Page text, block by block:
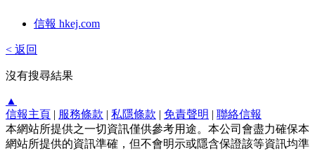
信報 hkej.com
< 返回
沒有搜尋結果
▲
信報主頁 | 服務條款 | 私隱條款 | 免責聲明 | 聯絡信報
本網站所提供之一切資訊僅供參考用途。本公司會盡力確保本
網站所提供的資訊準確，但不會明示或隱含保證該等資訊均準